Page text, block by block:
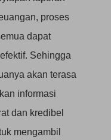
proses
dapat
Sehingga
akan terasa
informasi
dan kredibel
mengambil